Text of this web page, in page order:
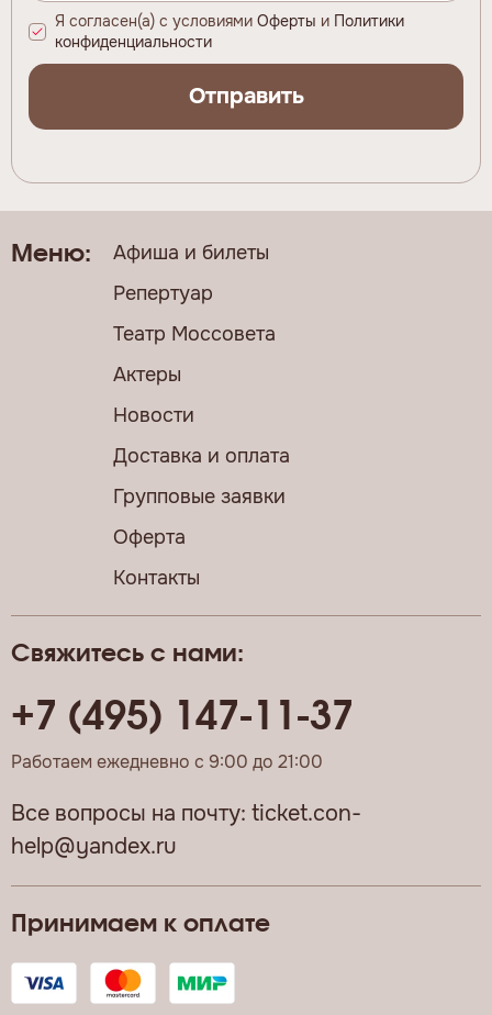
Я согласен(а) с условиями Оферты и Политики
конфиденциальности
Отправить
Принимаем к оплате
Свяжитесь с нами:
+7 (495) 147-11-37
Работаем ежедневно с 9:00 до 21:00
Все вопросы на почту: ticket.con-
help@yandex.ru
Меню:
Афиша и билеты
Репертуар
Театр Моссовета
Актеры
Новости
Доставка и оплата
Групповые заявки
Оферта
Контакты